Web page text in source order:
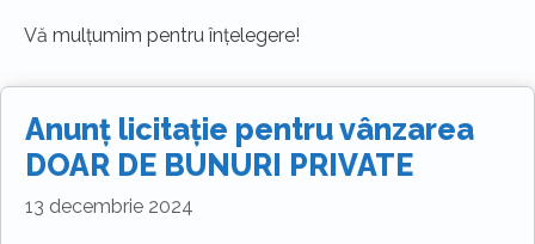
Vă mulțumim pentru înțelegere!
Anunţ licitaţie pentru vânzarea
DOAR DE BUNURI PRIVATE
13 decembrie 2024